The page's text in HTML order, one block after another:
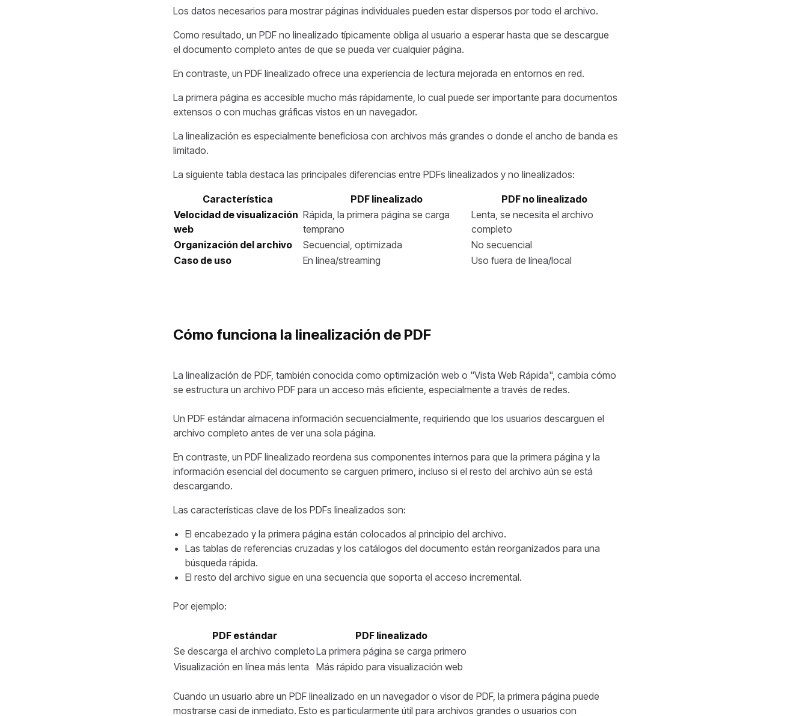
Los datos necesarios para mostrar páginas individuales pueden estar dispersos por todo el archivo.
Como resultado, un PDF no linealizado típicamente obliga al usuario a esperar hasta que se descargue
el documento completo antes de que se pueda ver cualquier página.
En contraste, un PDF linealizado ofrece una experiencia de lectura mejorada en entornos en red.
La primera página es accesible mucho más rápidamente, lo cual puede ser importante para documentos
extensos o con muchas gráficas vistos en un navegador.
La linealización es especialmente beneficiosa con archivos más grandes o donde el ancho de banda es
limitado.
La siguiente tabla destaca las principales diferencias entre PDFs linealizados y no linealizados:
Característica PDF linealizado
PDF no linealizado
Velocidad de visualización
web
Rápida, la primera página se carga
temprano
Lenta, se necesita el archivo
completo
Organización del archivo
Secuencial, optimizada
No secuencial
Caso de uso
En línea/streaming Uso fuera de línea/local
Cómo funciona la linealización de PDF
La linealización de PDF, también conocida como optimización web o "Vista Web Rápida", cambia cómo
se estructura un archivo PDF para un acceso más eficiente, especialmente a través de redes.
Un PDF estándar almacena información secuencialmente, requiriendo que los usuarios descarguen el
archivo completo antes de ver una sola página.
En contraste, un PDF linealizado reordena sus componentes internos para que la primera página y la
información esencial del documento se carguen primero, incluso si el resto del archivo aún se está
descargando.
Las características clave de los PDFs linealizados son:
El encabezado y la primera página están colocados al principio del archivo.
Las tablas de referencias cruzadas y los catálogos del documento están reorganizados para una
búsqueda rápida.
El resto del archivo sigue en una secuencia que soporta el acceso incremental.
Por ejemplo:
PDF estándar
PDF linealizado
Se descarga el archivo completoLa primera página se carga primero
Visualización en línea más lenta
Más rápido para visualización web
Cuando un usuario abre un PDF linealizado en un navegador o visor de PDF, la primera página puede
mostrarse casi de inmediato. Esto es particularmente útil para archivos grandes o usuarios con